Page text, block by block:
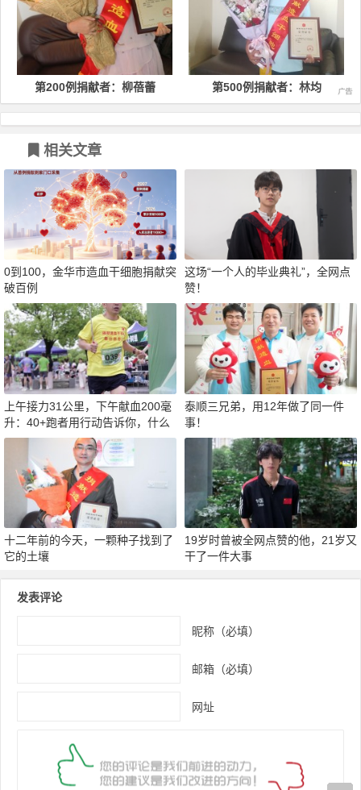
第200例捐献者：柳蓓蕾 第500例捐献者：林均
相关文章
0到100，金华市造血干细胞捐献突
破百例
这场“一个人的毕业典礼”，全网点
赞！
上午接力31公里，下午献血200毫
升：40+跑者用行动告诉你，什么
才是真正的“热血”
泰顺三兄弟，用12年做了同一件
事！
十二年前的今天，一颗种子找到了
它的土壤
19岁时曾被全网点赞的他，21岁又
干了一件大事
发表评论
昵称（必填）
邮箱（必填）
网址